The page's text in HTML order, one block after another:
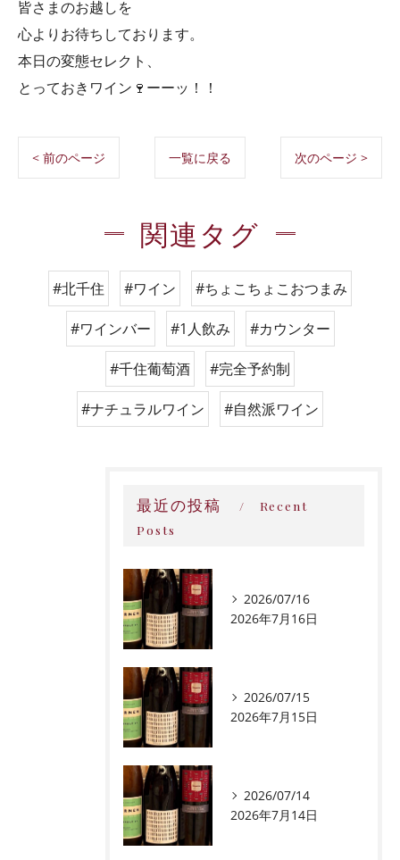
皆さまのお越しを
心よりお待ちしております。
本日の変態セレクト、
とっておきワイン🍷ーーッ！！
< 前のページ 一覧に戻る 次のページ >
関連タグ
#北千住 #ワイン #ちょこちょこおつまみ
#ワインバー #1人飲み #カウンター
#千住葡萄酒 #完全予約制
#ナチュラルワイン #自然派ワイン
最近の投稿
Recent
Posts
2026/07/16
2026年7月16日
2026/07/15
2026年7月15日
2026/07/14
2026年7月14日